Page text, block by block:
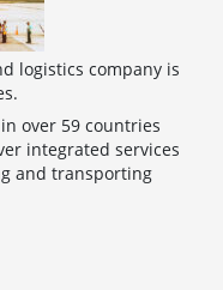
logistics company is
over 59 countries
integrated services
and transporting